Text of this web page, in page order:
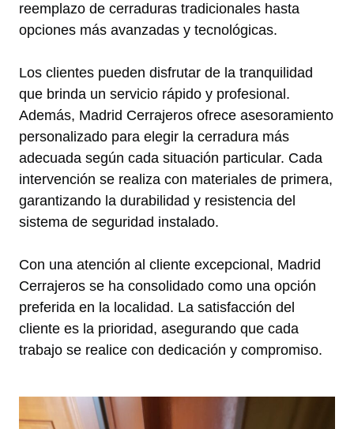
reemplazo de cerraduras tradicionales hasta
opciones más avanzadas y tecnológicas.
Los clientes pueden disfrutar de la tranquilidad
que brinda un servicio rápido y profesional.
Además, Madrid Cerrajeros ofrece asesoramiento
personalizado para elegir la cerradura más
adecuada según cada situación particular. Cada
intervención se realiza con materiales de primera,
garantizando la durabilidad y resistencia del
sistema de seguridad instalado.
Con una atención al cliente excepcional, Madrid
Cerrajeros se ha consolidado como una opción
preferida en la localidad. La satisfacción del
cliente es la prioridad, asegurando que cada
trabajo se realice con dedicación y compromiso.